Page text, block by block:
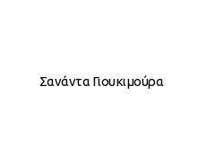
Σανάντα Γιουκιμούρα